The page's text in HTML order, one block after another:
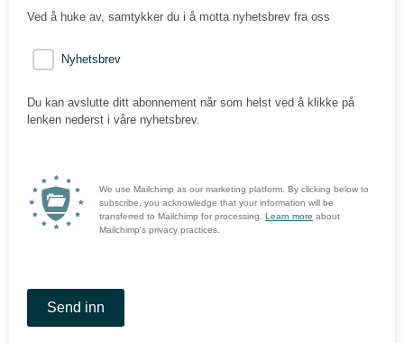
Ved å huke av, samtykker du i å motta nyhetsbrev fra oss
Nyhetsbrev
Du kan avslutte ditt abonnement når som helst ved å klikke på
lenken nederst i våre nyhetsbrev.
We use Mailchimp as our marketing platform. By clicking below to
subscribe, you acknowledge that your information will be
transferred to Mailchimp for processing. Learn more about
Mailchimp's privacy practices.